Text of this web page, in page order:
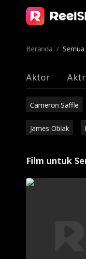
Beranda / Semua
Aktor
Cameron Saffle
James Oblak
Film untuk